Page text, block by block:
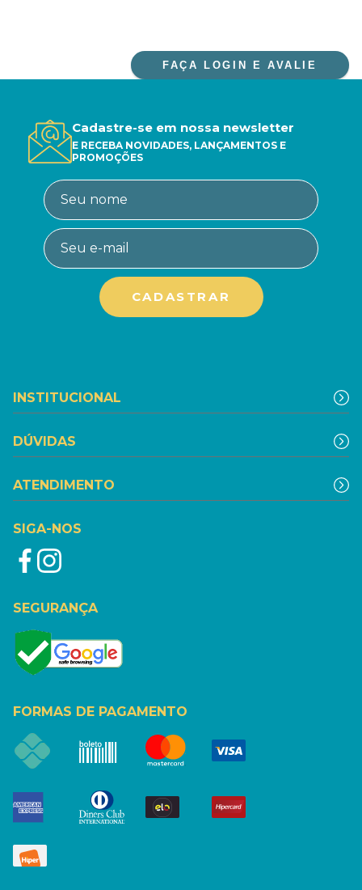
FAÇA LOGIN E AVALIE
Cadastre-se em nossa newsletter
E RECEBA NOVIDADES, LANÇAMENTOS E
PROMOÇÕES
INSTITUCIONAL
DÚVIDAS
ATENDIMENTO
SIGA-NOS
SEGURANÇA
FORMAS DE PAGAMENTO